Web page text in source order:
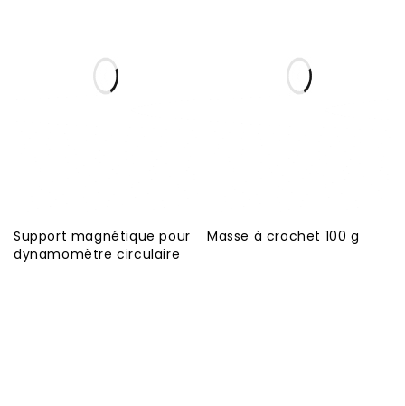
Support magnétique pour
dynamomètre circulaire
Masse à crochet 100 g